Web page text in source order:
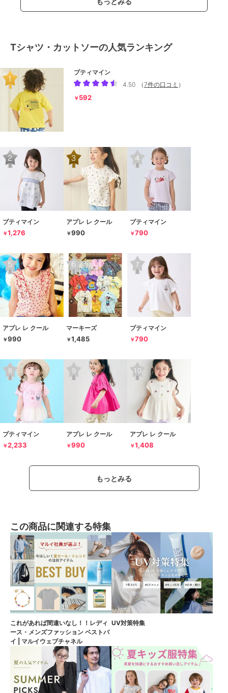
Tシャツ・カットソーの人気ランキング
プティマイン
4.50
（7件の口コミ ）
￥ 592
プティマイン
￥1,276
アプレ レ クール
￥990
プティマイン
￥790
アプレ レ クール
￥990
マーキーズ
￥1,485
プティマイン
￥790
プティマイン
￥2,233
アプレ レ クール
￥990
アプレ レ クール
￥1,408
もっとみる
この商品に関連する特集
これがあれば間違いなし！！レディ
ース・メンズファッション ベストバ
イ | マルイウェブチャネル
UV対策特集